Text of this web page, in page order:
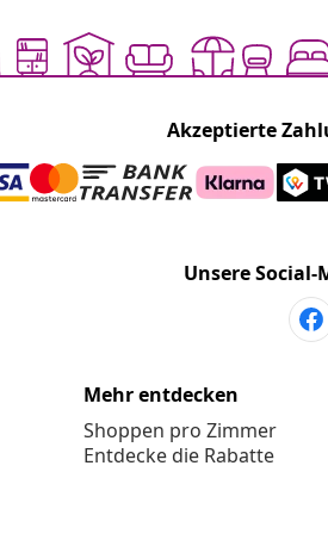
Akzeptierte
Unsere
Mehr entdecken
Shoppen pro Zimmer
Entdecke die Rabatte